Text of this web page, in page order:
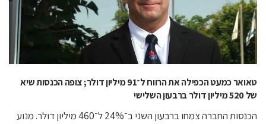
טאואר כמעט הכפילה את הרווח ל־91 מיליון דולר; צופה הכנסות שיא
של 520 מיליון דולר ברבעון השלישי
הכנסות החברה צמחו ברבעון השני ב־24% ל־460 מיליון דולר. מנוע